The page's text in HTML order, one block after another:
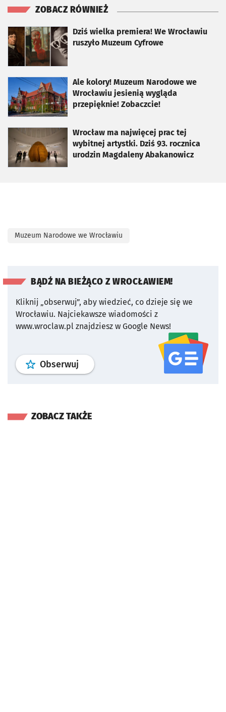
ZOBACZ RÓWNIEŻ
Dziś wielka premiera! We Wrocławiu
ruszyło Muzeum Cyfrowe
otworzy się w nowej karcie
Ale kolory! Muzeum Narodowe we
Wrocławiu jesienią wygląda
przepięknie! Zobaczcie!
otworzy się w nowej karcie
Wrocław ma najwięcej prac tej
wybitnej artystki. Dziś 93. rocznica
urodzin Magdaleny Abakanowicz
otworzy się w nowej karcie
Muzeum Narodowe we Wrocławiu
BĄDŹ NA BIEŻĄCO Z WROCŁAWIEM!
Kliknij „obserwuj”, aby wiedzieć, co dzieje się we
Wrocławiu. Najciekawsze wiadomości z
www.wroclaw.pl znajdziesz w Google News!
Obserwuj profil serwisu
ZOBACZ TAKŻE